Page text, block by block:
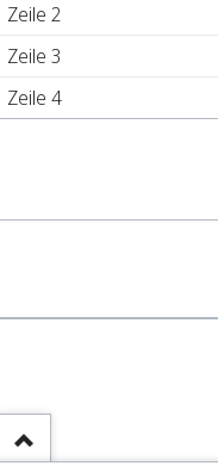
Zeile 2
Zeile 3
Zeile 4